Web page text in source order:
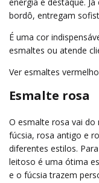
bordô, entregam
É uma cor
esmaltes ou atende
Ver esmaltes
Esmalte rosa
O esmalte rosa vai
fúcsia, rosa antigo e
diferentes estilos.
leitoso é uma ótima
e o fúcsia trazem